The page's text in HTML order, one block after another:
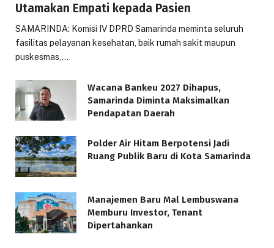
Utamakan Empati kepada Pasien
SAMARINDA: Komisi IV DPRD Samarinda meminta seluruh
fasilitas pelayanan kesehatan, baik rumah sakit maupun
puskesmas,…
Wacana Bankeu 2027 Dihapus,
Samarinda Diminta Maksimalkan
Pendapatan Daerah
Polder Air Hitam Berpotensi Jadi
Ruang Publik Baru di Kota Samarinda
Manajemen Baru Mal Lembuswana
Memburu Investor, Tenant
Dipertahankan